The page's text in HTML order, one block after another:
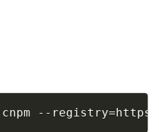
cnpm --registry= Copy